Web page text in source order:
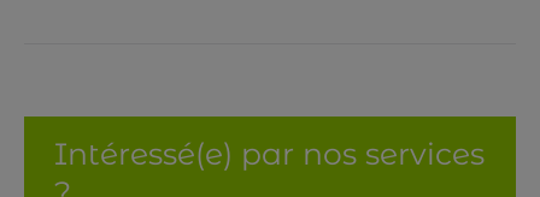
Intéressé(e) par nos services